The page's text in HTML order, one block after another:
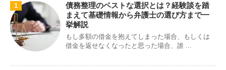
1
債務整理のベストな選択とは？経験談を踏
まえて基礎情報から弁護士の選び方まで一
挙解説
もし多額の借金を抱えてしまった場合、もしくは
借金を返せなくなったと思った場合、誰 ...